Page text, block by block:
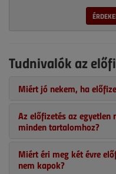
Tudnivalók az
Miért jó nekem, ha
Az előfizetés az
minden tartalomhoz?
Miért éri meg két évre
nem kapok?